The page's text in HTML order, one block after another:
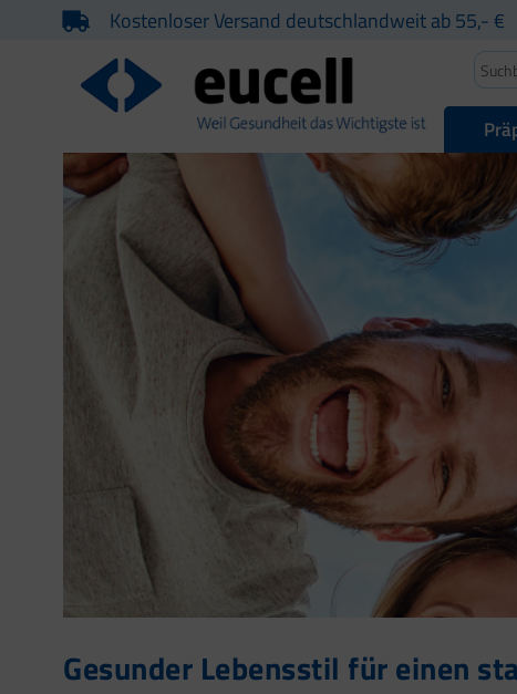
Kostenloser Versand deutschlandweit ab 55,- €
Gesunder Lebensstil für einen